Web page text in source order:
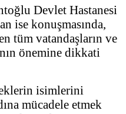
Devlet Hastanesi
ise konuşmasında,
tüm vatandaşların ve
önemine dikkati
isimlerini
mücadele etmek